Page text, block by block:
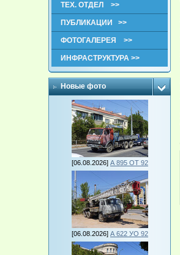
ТЕХ. ОТДЕЛ >>
ПУБЛИКАЦИИ >>
ФОТОГАЛЕРЕЯ >>
ИНФРАСТРУКТУРА >>
Новые фото
[06.08.2026] А 895 ОТ 92
[06.08.2026] А 622 УО 92